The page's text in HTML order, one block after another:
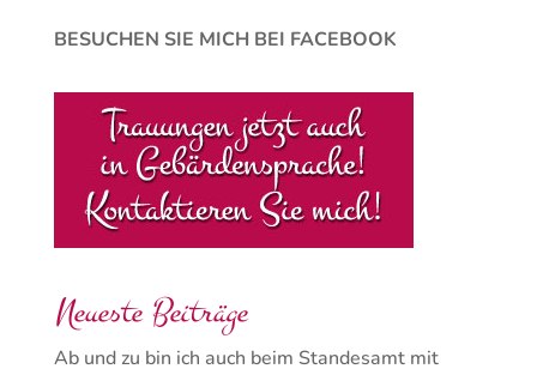
BESUCHEN SIE MICH BEI FACEBOOK
Neueste Beiträge
Ab und zu bin ich auch beim Standesamt mit